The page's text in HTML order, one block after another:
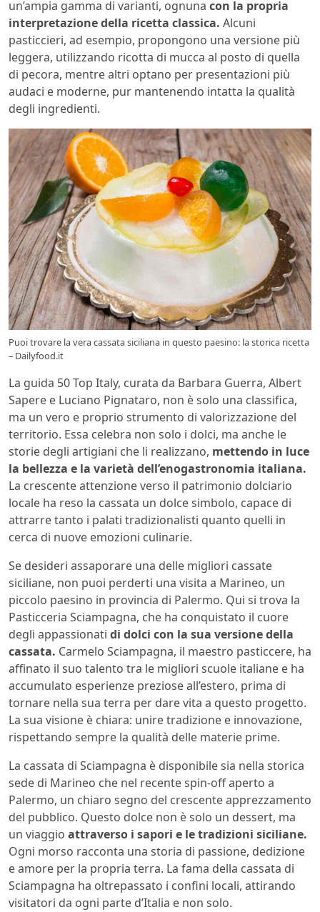
un’ampia gamma di varianti, ognuna con la propria
interpretazione della ricetta classica. Alcuni
pasticcieri, ad esempio, propongono una versione più
leggera, utilizzando ricotta di mucca al posto di quella
di pecora, mentre altri optano per presentazioni più
audaci e moderne, pur mantenendo intatta la qualità
degli ingredienti.
Puoi trovare la vera cassata siciliana in questo paesino: la storica ricetta
– Dailyfood.it
La guida 50 Top Italy, curata da Barbara Guerra, Albert
Sapere e Luciano Pignataro, non è solo una classifica,
ma un vero e proprio strumento di valorizzazione del
territorio. Essa celebra non solo i dolci, ma anche le
storie degli artigiani che li realizzano, mettendo in luce
la bellezza e la varietà dell’enogastronomia italiana.
La crescente attenzione verso il patrimonio dolciario
locale ha reso la cassata un dolce simbolo, capace di
attrarre tanto i palati tradizionalisti quanto quelli in
cerca di nuove emozioni culinarie.
Se desideri assaporare una delle migliori cassate
siciliane, non puoi perderti una visita a Marineo, un
piccolo paesino in provincia di Palermo. Qui si trova la
Pasticceria Sciampagna, che ha conquistato il cuore
degli appassionati di dolci con la sua versione della
cassata. Carmelo Sciampagna, il maestro pasticcere, ha
affinato il suo talento tra le migliori scuole italiane e ha
accumulato esperienze preziose all’estero, prima di
tornare nella sua terra per dare vita a questo progetto.
La sua visione è chiara: unire tradizione e innovazione,
rispettando sempre la qualità delle materie prime.
La cassata di Sciampagna è disponibile sia nella storica
sede di Marineo che nel recente spin-off aperto a
Palermo, un chiaro segno del crescente apprezzamento
del pubblico. Questo dolce non è solo un dessert, ma
un viaggio attraverso i sapori e le tradizioni siciliane.
Ogni morso racconta una storia di passione, dedizione
e amore per la propria terra. La fama della cassata di
Sciampagna ha oltrepassato i confini locali, attirando
visitatori da ogni parte d’Italia e non solo.